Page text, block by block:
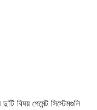
বিষয় পেমেন্ট সিস্টেমগুলি